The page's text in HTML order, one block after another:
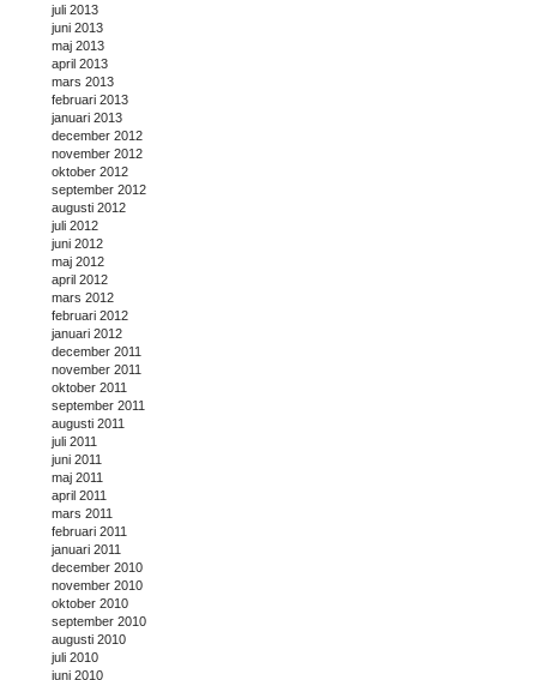
juli 2013
juni 2013
maj 2013
april 2013
mars 2013
februari 2013
januari 2013
december 2012
november 2012
oktober 2012
september 2012
augusti 2012
juli 2012
juni 2012
maj 2012
april 2012
mars 2012
februari 2012
januari 2012
december 2011
november 2011
oktober 2011
september 2011
augusti 2011
juli 2011
juni 2011
maj 2011
april 2011
mars 2011
februari 2011
januari 2011
december 2010
november 2010
oktober 2010
september 2010
augusti 2010
juli 2010
juni 2010